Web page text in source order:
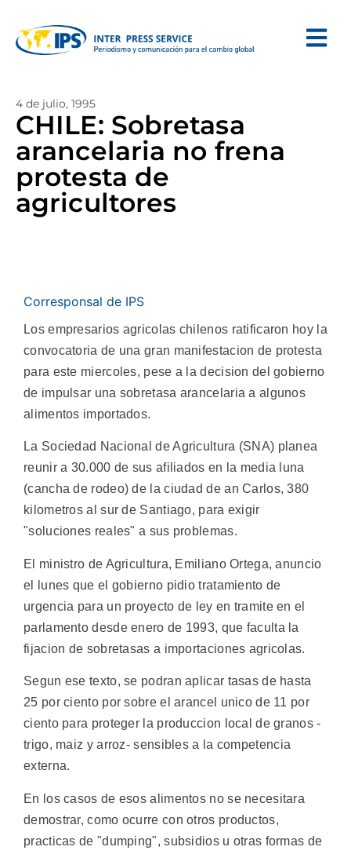
4 de julio, 1995
CHILE: Sobretasa
arancelaria no frena
protesta de
agricultores
Corresponsal de IPS
Los empresarios agricolas chilenos ratificaron hoy la
convocatoria de una gran manifestacion de protesta
para este miercoles, pese a la decision del gobierno
de impulsar una sobretasa arancelaria a algunos
alimentos importados.
La Sociedad Nacional de Agricultura (SNA) planea
reunir a 30.000 de sus afiliados en la media luna
(cancha de rodeo) de la ciudad de an Carlos, 380
kilometros al sur de Santiago, para exigir
"soluciones reales" a sus problemas.
El ministro de Agricultura, Emiliano Ortega, anuncio
el lunes que el gobierno pidio tratamiento de
urgencia para un proyecto de ley en tramite en el
parlamento desde enero de 1993, que faculta la
fijacion de sobretasas a importaciones agricolas.
Segun ese texto, se podran aplicar tasas de hasta
25 por ciento por sobre el arancel unico de 11 por
ciento para proteger la produccion local de granos -
trigo, maiz y arroz- sensibles a la competencia
externa.
En los casos de esos alimentos no se necesitara
demostrar, como ocurre con otros productos,
practicas de "dumping", subsidios u otras formas de